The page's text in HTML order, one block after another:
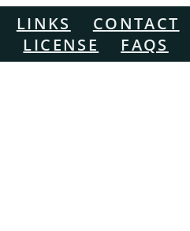
LINKS CONTACT
LICENSE
FAQS